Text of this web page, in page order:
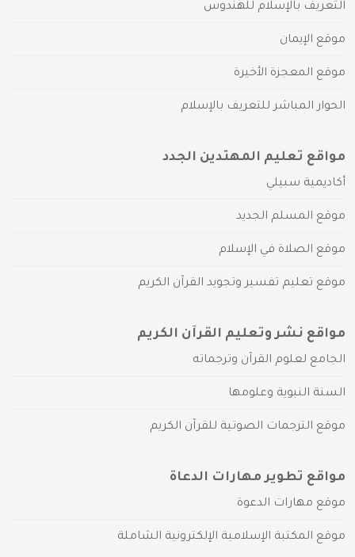
التعريف بالإسلام للهندوس
موقع الإيمان
موقع المعجزة الأخيرة
الحوار المباشر للتعريف بالإسلام
مواقع تعليم المهتدين الجدد
أكاديمية سبيلي
موقع المسلم الجديد
موقع الصلاة في الإسلام
موقع تعليم تفسير وتجويد القرآن الكريم
مواقع نشر وتعليم القرآن الكريم
الجامع لعلوم القرآن وترجماته
السنة النبوية وعلومها
موقع الترجمات الصوتية للقرآن الكريم
مواقع تطوير مهارات الدعاة
موقع مهارات الدعوة
موقع المكتبة الإسلامية الإلكترونية الشاملة